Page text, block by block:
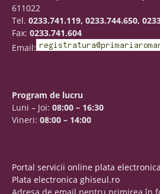
611022
Tel. 0233.741.119, 0233.744.650,
Fax: 0233.741.604
Email:
Program de lucru
Luni – Joi: 08:00 – 16:30
Vineri: 08:00 – 14:00
Portal servicii online plata electronica
Plata electronica ghiseul.ro